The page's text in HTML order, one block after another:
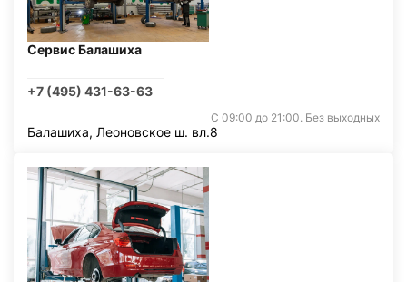
Сервис Балашиха
+7 (495) 431-63-63
С 09:00 до 21:00. Без выходных
Балашиха, Леоновское ш. вл.8